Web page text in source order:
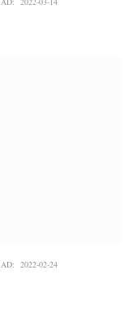
2022-02-24